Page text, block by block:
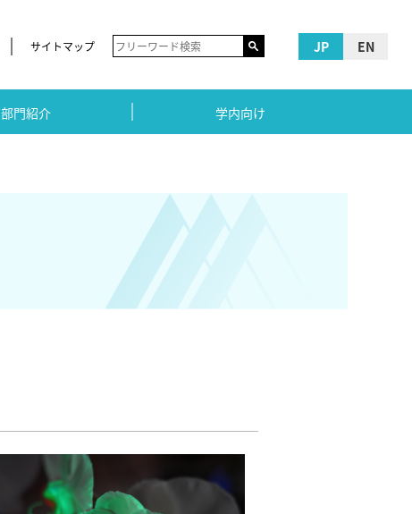
サイトマップ JP EN
部門紹介 学内向け